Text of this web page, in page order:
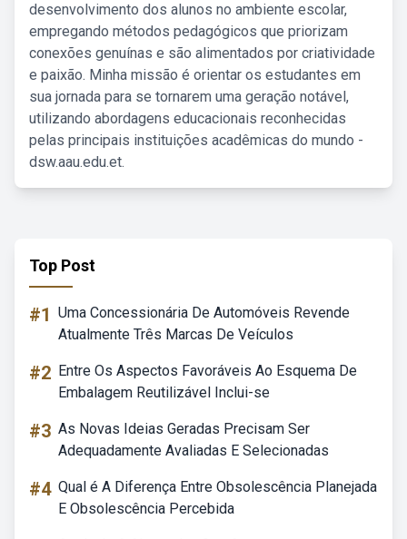
desenvolvimento dos alunos no ambiente escolar,
empregando métodos pedagógicos que priorizam
conexões genuínas e são alimentados por criatividade
e paixão. Minha missão é orientar os estudantes em
sua jornada para se tornarem uma geração notável,
utilizando abordagens educacionais reconhecidas
pelas principais instituições acadêmicas do mundo -
dsw.aau.edu.et.
Top Post
#1 Uma Concessionária De Automóveis Revende
Atualmente Três Marcas De Veículos
#2 Entre Os Aspectos Favoráveis Ao Esquema De
Embalagem Reutilizável Inclui-se
#3 As Novas Ideias Geradas Precisam Ser
Adequadamente Avaliadas E Selecionadas
#4 Qual é A Diferença Entre Obsolescência Planejada
E Obsolescência Percebida